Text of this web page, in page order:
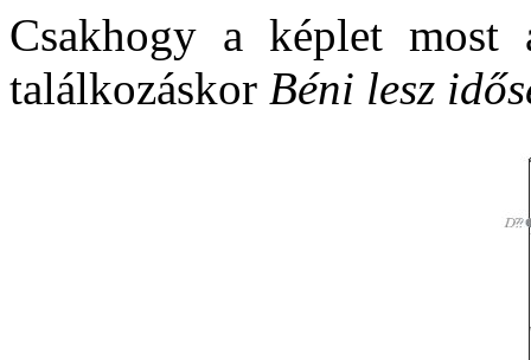
Csakhogy a képlet most
találkozáskor Béni lesz